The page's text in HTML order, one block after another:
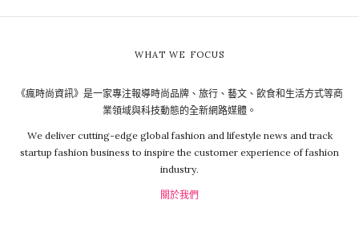
WHAT WE FOCUS
《瘋時尚資訊》是一家專注報導時尚品牌、旅行、藝文、飲食和生活方式等商
業領域與科技動態的全新網路媒體。
We deliver cutting-edge global fashion and lifestyle news and track
startup fashion business to inspire the customer experience of fashion
industry.
關於我們